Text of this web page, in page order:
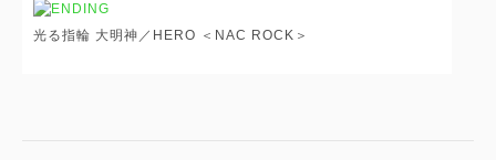
光る指輪 大明神／HERO ＜NAC ROCK＞